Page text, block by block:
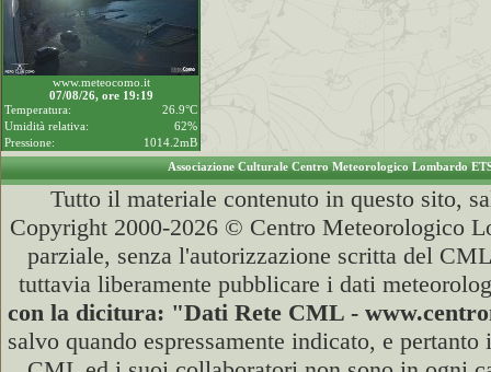
www.meteocomo.it
07/08/26, ore 19:19
Temperatura:
26.9°C
Umidità relativa:
62%
Pressione:
1014.2mB
Associazione Culturale Centro Meteorologico Lombardo
Tutto il materiale contenuto in questo sito,
Copyright 2000-2026 © Centro Meteorologico
parziale, senza l'autorizzazione scritta del
tuttavia liberamente pubblicare i dati
con la dicitura: "Dati Rete CML -
salvo quando espressamente indicato, e